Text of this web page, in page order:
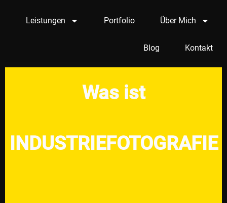
Leistungen Portfolio Über Mich
Blog Kontakt
Was ist
INDUSTRIEFOTOGRAFIE